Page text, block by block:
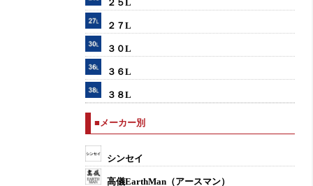
２５L
２７L
３０L
３６L
３８L
■メーカー別
シンセイ
高儀EarthMan（アースマン）